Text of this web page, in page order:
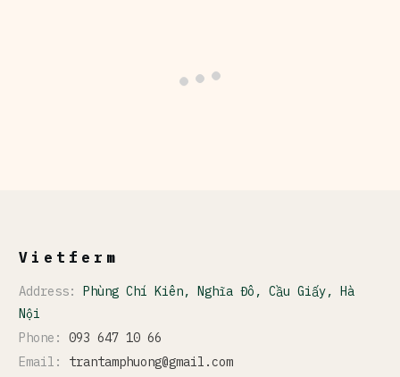
Vietferm
Address: Phùng Chí Kiên, Nghĩa Đô, Cầu Giấy, Hà
Nội
Phone: 093 647 10 66
Email: trantamphuong@gmail.com